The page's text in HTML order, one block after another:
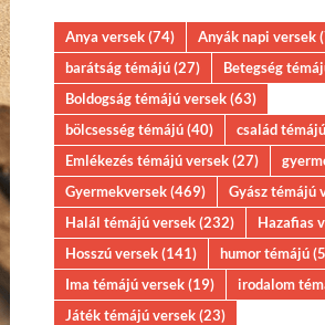
Anya versek(74) Anyák napi versek
barátság témájú(27) Betegség
Boldogság témájú versek(63)
bölcsesség témájú(40) család témájú
Emlékezés témájú versek(27)
Gyermekversek(469) Gyász témájú
Halál témájú versek(232) Hazafias
Hosszú versek(141) humor témájú
Ima témájú versek(19) irodalom
Játék témájú versek(23)